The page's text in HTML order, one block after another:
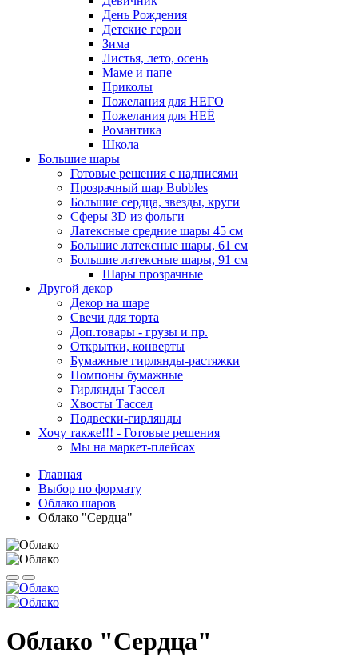
День Рождения
Детские герои
Зима
Листья, лето, осень
Маме и папе
Приколы
Пожелания для НЕГО
Пожелания для НЕЁ
Романтика
Школа
Большие шары
Готовые решения с надписями
Прозрачный шар Bubbles
Большие сердца, звезды, круги
Сферы 3D из фольги
Латексные средние шары 45 см
Большие латексные шары, 61 см
Большие латексные шары, 91 см
Шары прозрачные
Другой декор
Декор на шаре
Свечи для торта
Доп.товары - грузы и пр.
Открытки, конверты
Бумажные гирлянды-растяжки
Помпоны бумажные
Гирлянды Тассел
Хвосты Тассел
Подвески-гирлянды
Хочу также!!! - Готовые решения
Мы на маркет-плейсах
Главная
Выбор по формату
Облако шаров
Облако "Сердца"
Облако "Сердца"